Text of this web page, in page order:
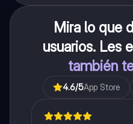
Mira lo que
usuarios.
también
4.6/5App Store